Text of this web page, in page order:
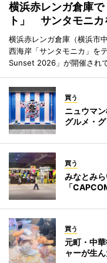
横浜赤レンガ倉庫
ト」 サンタモニ
横浜赤レンガ倉庫（横浜市
西海岸「サンタモニカ」を
Sunset 2026」が開催されて
買う
ニュウマ
グルメ・
買う
みなとみ
「
買う
元町・中
ャーが生